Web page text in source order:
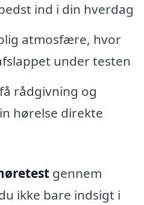
ind i din hverdag
atmosfære, hvor
under testen
rådgivning og
hørelse direkte
gennem
ikke bare indsigt i